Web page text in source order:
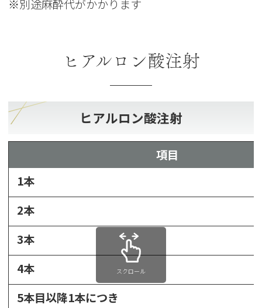
※別途麻酔代がかかります
ヒアルロン酸注射
ヒアルロン酸注射
項目
1本
2本
3本
4本
5本目以降1本につき
スクロール